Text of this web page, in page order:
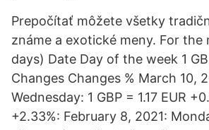
Prepočítať môžete všetky
známe a exotické meny. For the
days) Date Day of the week 1
Changes Changes % March 10,
Wednesday: 1 GBP = 1.17 EUR
+2.33%: February 8, 2021: